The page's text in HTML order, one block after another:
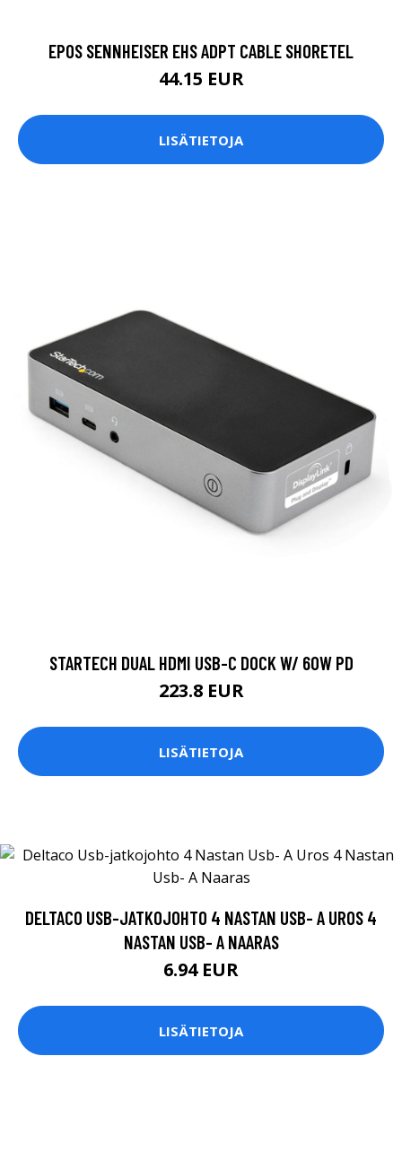
EPOS SENNHEISER EHS ADPT CABLE SHORETEL
44.15 EUR
LISÄTIETOJA
STARTECH DUAL HDMI USB-C DOCK W/ 60W PD
223.8 EUR
LISÄTIETOJA
DELTACO USB-JATKOJOHTO 4 NASTAN USB- A UROS 4
NASTAN USB- A NAARAS
6.94 EUR
LISÄTIETOJA